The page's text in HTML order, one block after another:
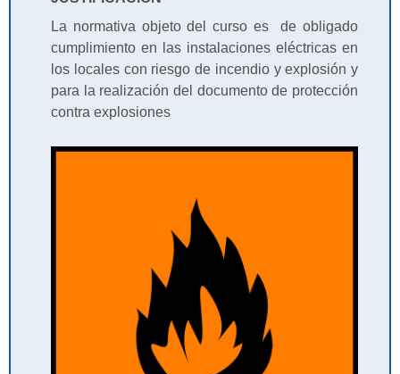
La normativa objeto del curso es de obligado
cumplimiento en las instalaciones eléctricas en
los locales con riesgo de incendio y explosión y
para la realización del documento de protección
contra explosiones